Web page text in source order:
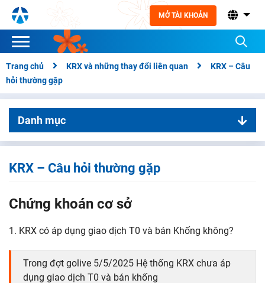
MỞ TÀI KHOẢN
Trang chủ KRX và những thay đổi liên quan
KRX – Câu
hỏi thường gặp
Danh mục
01. KRX và những thay đổi liên quan
KRX – Thay đổi liên quan chứng khoán cơ sở
KRX – Câu hỏi thường gặp
KRX – Câu hỏi thường gặp
Chứng khoán cơ sở
1. KRX có áp dụng giao dịch T0 và bán Khống không?
Trong đợt golive 5/5/2025 Hệ thống KRX chưa áp
dụng giao dịch T0 và bán khống